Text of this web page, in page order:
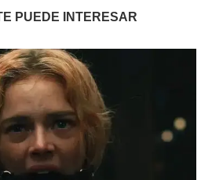
PUEDE INTERESAR